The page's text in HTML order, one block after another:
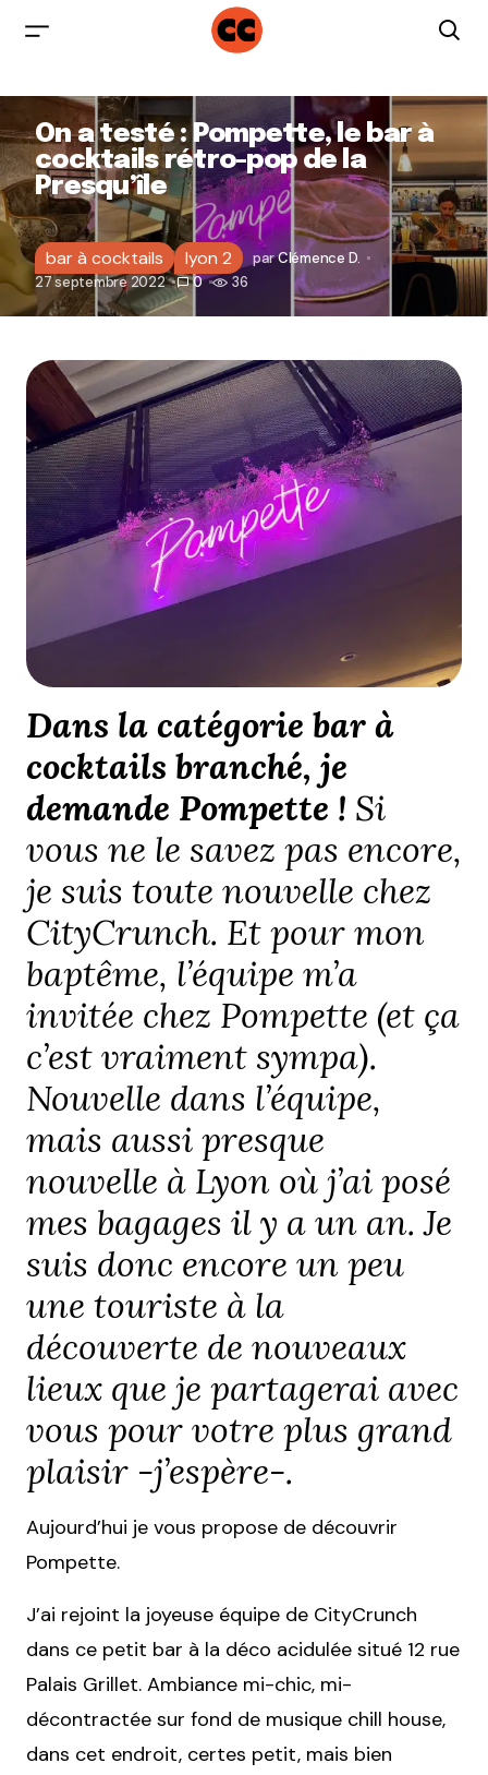
On a testé : Pompette, le bar à
cocktails rétro-pop de la
Presqu’île
bar à cocktails lyon 2 parClémence D.
27 septembre 2022
0 36
Dans la catégorie bar à
cocktails branché, je
demande Pompette ! Si
vous ne le savez pas encore,
je suis toute nouvelle chez
CityCrunch. Et pour mon
baptême, l’équipe m’a
invitée chez Pompette (et ça
c’est vraiment sympa).
Nouvelle dans l’équipe,
mais aussi presque
nouvelle à Lyon où j’ai posé
mes bagages il y a un an. Je
suis donc encore un peu
une touriste à la
découverte de nouveaux
lieux que je partagerai avec
vous pour votre plus grand
plaisir -j’espère-.
Aujourd’hui je vous propose de découvrir
Pompette.
J’ai rejoint la joyeuse équipe de CityCrunch
dans ce petit bar à la déco acidulée situé 12 rue
Palais Grillet. Ambiance mi-chic, mi-
décontractée sur fond de musique chill house,
dans cet endroit, certes petit, mais bien